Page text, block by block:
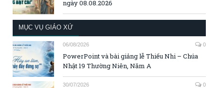
ngày 08.08.2026
MỤC VỤ GIÁO XỨ
06/08/2026 0
PowerPoint và bài giảng lễ Thiếu Nhi – Chúa
Nhật 19 Thường Niên, Năm A
30/07/2026 0